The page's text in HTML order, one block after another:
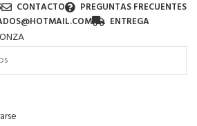
CONTACTO
PREGUNTAS FRECUENTES
ENTREGA